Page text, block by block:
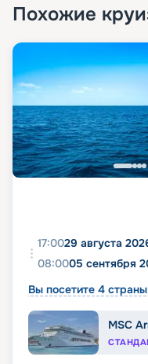
Похожие
17:0029 августа
08:0005 сентября
Вы посетите 4
MSC